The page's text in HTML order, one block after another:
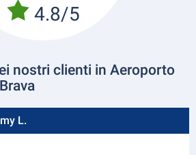
4.8/5
nostri clienti in Aeroporto
L.